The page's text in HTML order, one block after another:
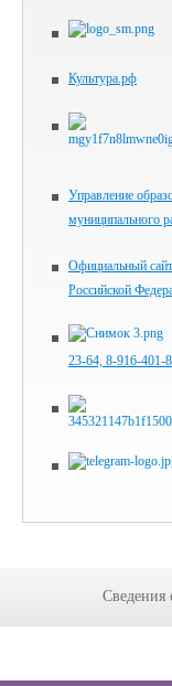
Культура.рф
Управление
муниципального
Официальный
Российской
23-64, 8-916-401-
Сведения